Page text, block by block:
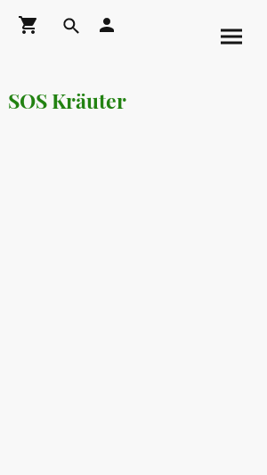
SOS Kräuter